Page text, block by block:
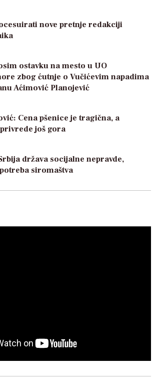
nove pretnje redakciji
ostavku na mesto u UO
zbog ćutnje o Vučićevim napadima
Aćimović Planojević
Cena pšenice je tragična, a
još gora
država socijalne nepravde,
siromaštva